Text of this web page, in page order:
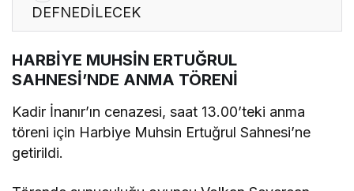
DEFNEDİLECEK
HARBİYE MUHSİN ERTUĞRUL
SAHNESİ’NDE ANMA TÖRENİ
Kadir İnanır’ın cenazesi, saat 13.00’teki anma
töreni için Harbiye Muhsin Ertuğrul Sahnesi’ne
getirildi.